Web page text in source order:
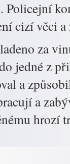
Policejní
cizí věci
za
jedné z
a
a
hrozí